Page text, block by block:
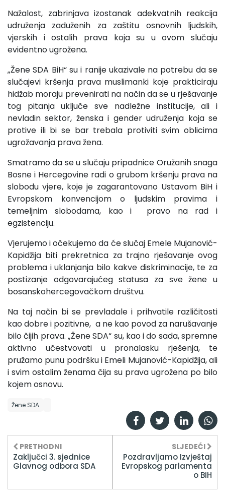
Nažalost, zabrinjava izostanak adekvatnih reakcija
udruženja zaduženih za zaštitu osnovnih ljudskih,
vjerskih i ostalih prava koja su u ovom slučaju
evidentno ugrožena.
„Žene SDA BiH“ su i ranije ukazivale na potrebu da se
slučajevi kršenja prava muslimanki koje prakticiraju
hidžab moraju prevenirati na način da se u rješavanje
tog pitanja uključe sve nadležne institucije, ali i
nevladin sektor, ženska i gender udruženja koja se
protive ili bi se bar trebala protiviti svim oblicima
ugrožavanja prava žena.
Smatramo da se u slučaju pripadnice Oružanih snaga
Bosne i Hercegovine radi o grubom kršenju prava na
slobodu vjere, koje je zagarantovano Ustavom BiH i
Evropskom konvencijom o ljudskim pravima i
temeljnim slobodama, kao i pravo na rad i
egzistenciju.
Vjerujemo i očekujemo da će slučaj Emele Mujanović-
Kapidžija biti prekretnica za trajno rješavanje ovog
problema i uklanjanja bilo kakve diskriminacije, te za
postizanje odgovarajućeg statusa za sve žene u
bosanskohercegovačkom društvu.
Na taj način bi se prevladale i prihvatile različitosti
kao dobre i pozitivne, a ne kao povod za narušavanje
bilo čijih prava. „Žene SDA“ su, kao i do sada, spremne
aktivno učestvovati u pronalasku rješenja, te
pružamo punu podršku i Emeli Mujanović-Kapidžija, ali
i svim ostalim ženama čija su prava ugrožena po bilo
kojem osnovu.
Žene SDA
PRETHODNI
Zaključci 3. sjednice
Glavnog odbora SDA
SLJEDEĆI
Pozdravljamo Izvještaj
Evropskog parlamenta
o BiH